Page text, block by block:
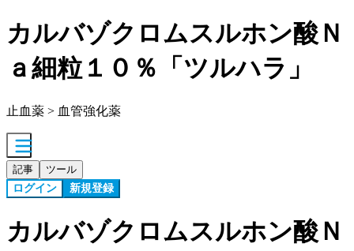
カルバゾクロムスルホン酸Ｎ
ａ細粒１０％「ツルハラ」
止血薬 > 血管強化薬
記事 ツール
ログイン 新規登録
カルバゾクロムスルホン酸Ｎ